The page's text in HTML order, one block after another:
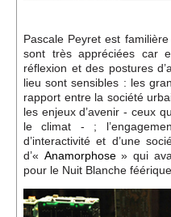
Pascale Peyret est
sont très appréciées car
réflexion et des postures
lieu sont sensibles : les
rapport entre la société
les enjeux d’avenir - ceux
le climat - ;
d’interactivité et d’une
d’« Anamorphose» qui
pour le Nuit Blanche